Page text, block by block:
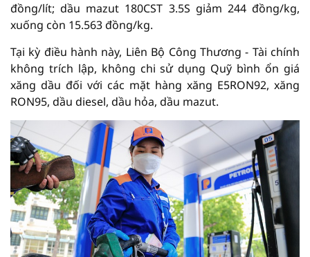
đồng/lít; dầu mazut 180CST 3.5S giảm 244 đồng/kg,
xuống còn 15.563 đồng/kg.
Tại kỳ điều hành này, Liên Bộ Công Thương - Tài chính
không trích lập, không chi sử dụng Quỹ bình ổn giá
xăng dầu đối với các mặt hàng xăng E5RON92, xăng
RON95, dầu diesel, dầu hỏa, dầu mazut.